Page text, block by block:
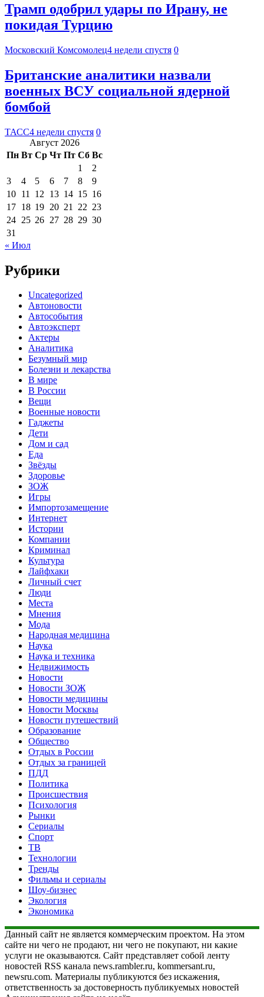
Трамп одобрил удары по Ирану, не
покидая Турцию
Московский Комсомолец4 недели спустя 0
Британские аналитики назвали
военных ВСУ социальной ядерной
бомбой
ТАСС4 недели спустя 0
Август 2026
Пн Вт Ср Чт Пт Сб Вс
1
2
3
4 5 6 7 8
9
10 11 12 13 14 15 16
17 18 19 20 21 22 23
24 25 26 27 28 29 30
31
« Июл
Рубрики
Uncategorized
Автоновости
Автособытия
Автоэксперт
Актеры
Аналитика
Безумный мир
Болезни и лекарства
В мире
В России
Вещи
Военные новости
Гаджеты
Дети
Дом и сад
Еда
Звёзды
Здоровье
ЗОЖ
Игры
Импортозамещение
Интернет
Истории
Компании
Криминал
Культура
Лайфхаки
Личный счет
Люди
Места
Мнения
Мода
Народная медицина
Наука
Наука и техника
Недвижимость
Новости
Новости ЗОЖ
Новости медицины
Новости Москвы
Новости путешествий
Образование
Общество
Отдых в России
Отдых за границей
ПДД
Политика
Происшествия
Психология
Рынки
Сериалы
Спорт
ТВ
Технологии
Тренды
Фильмы и сериалы
Шоу-бизнес
Экология
Экономика
Данный сайт не является коммерческим проектом. На этом
сайте ни чего не продают, ни чего не покупают, ни какие
услуги не оказываются. Сайт представляет собой ленту
новостей RSS канала news.rambler.ru, kommersant.ru,
newsru.com. Материалы публикуются без искажения,
ответственность за достоверность публикуемых новостей